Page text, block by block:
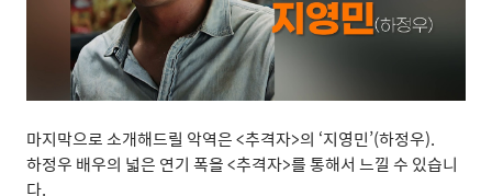
마지막으로 소개해드릴 악역은<추격자>의 ‘지영민’(하정우).
하정우 배우의 넓은 연기 폭을<추격자>를 통해서 느낄 수 있습니
다.